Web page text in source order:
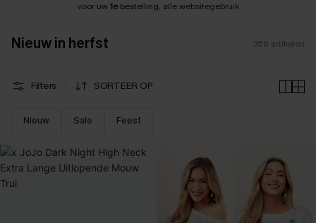
voor uw1ebestelling, alle websitegebruik
Nieuw in herfst 359 artikelen
Filters SORTEER OP
Nieuw Sale Feest